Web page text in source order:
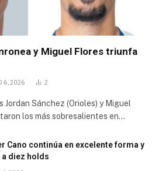
y Miguel Flores triunfa
6, 2026 2
Jordan Sánchez (Orioles) y Miguel
los más sobresalientes en…
Cano continúa en excelente forma y
diez holds